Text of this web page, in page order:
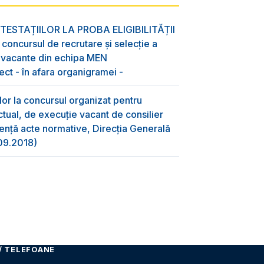
LA PROBA ELIGIBILITĂȚII
de recrutare și selecție a
din echipa MEN
- în afara organigramei -
la concursul organizat pentru
de execuție vacant de consilier
acte normative, Direcția Generală
TELEFOANE